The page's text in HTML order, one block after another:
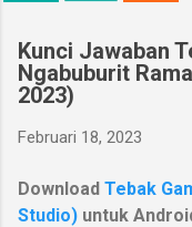
Kunci Jawaban
Ngabuburit
2023)
Februari 18, 2023
Download Tebak
Studio) untuk